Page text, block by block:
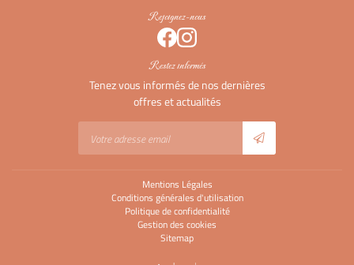
Rejoignez-nous
Restez informés
Tenez vous informés de nos dernières
offres et actualités
Mentions Légales
Conditions générales d'utilisation
Politique de confidentialité
Gestion des cookies
Sitemap